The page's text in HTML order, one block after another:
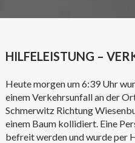
HILFELEISTUNG –
Heute morgen um 6:39 Uhr
einem Verkehrsunfall an der
Schmerwitz Richtung
einem Baum kollidiert. Eine
befreit werden und wurde per